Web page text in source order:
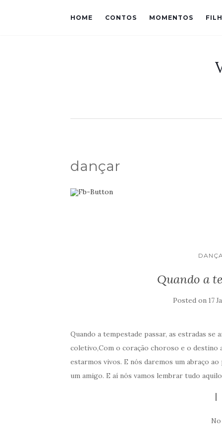
HOME CONTOS MOMENTOS
dançar
Quando a
Posted on17
Quando a tempestade passar, as estradas
coletivo,Com o coração choroso e o destino
estarmos vivos. E nós daremos um abraço
um amigo. E aí nós vamos lembrar tudo